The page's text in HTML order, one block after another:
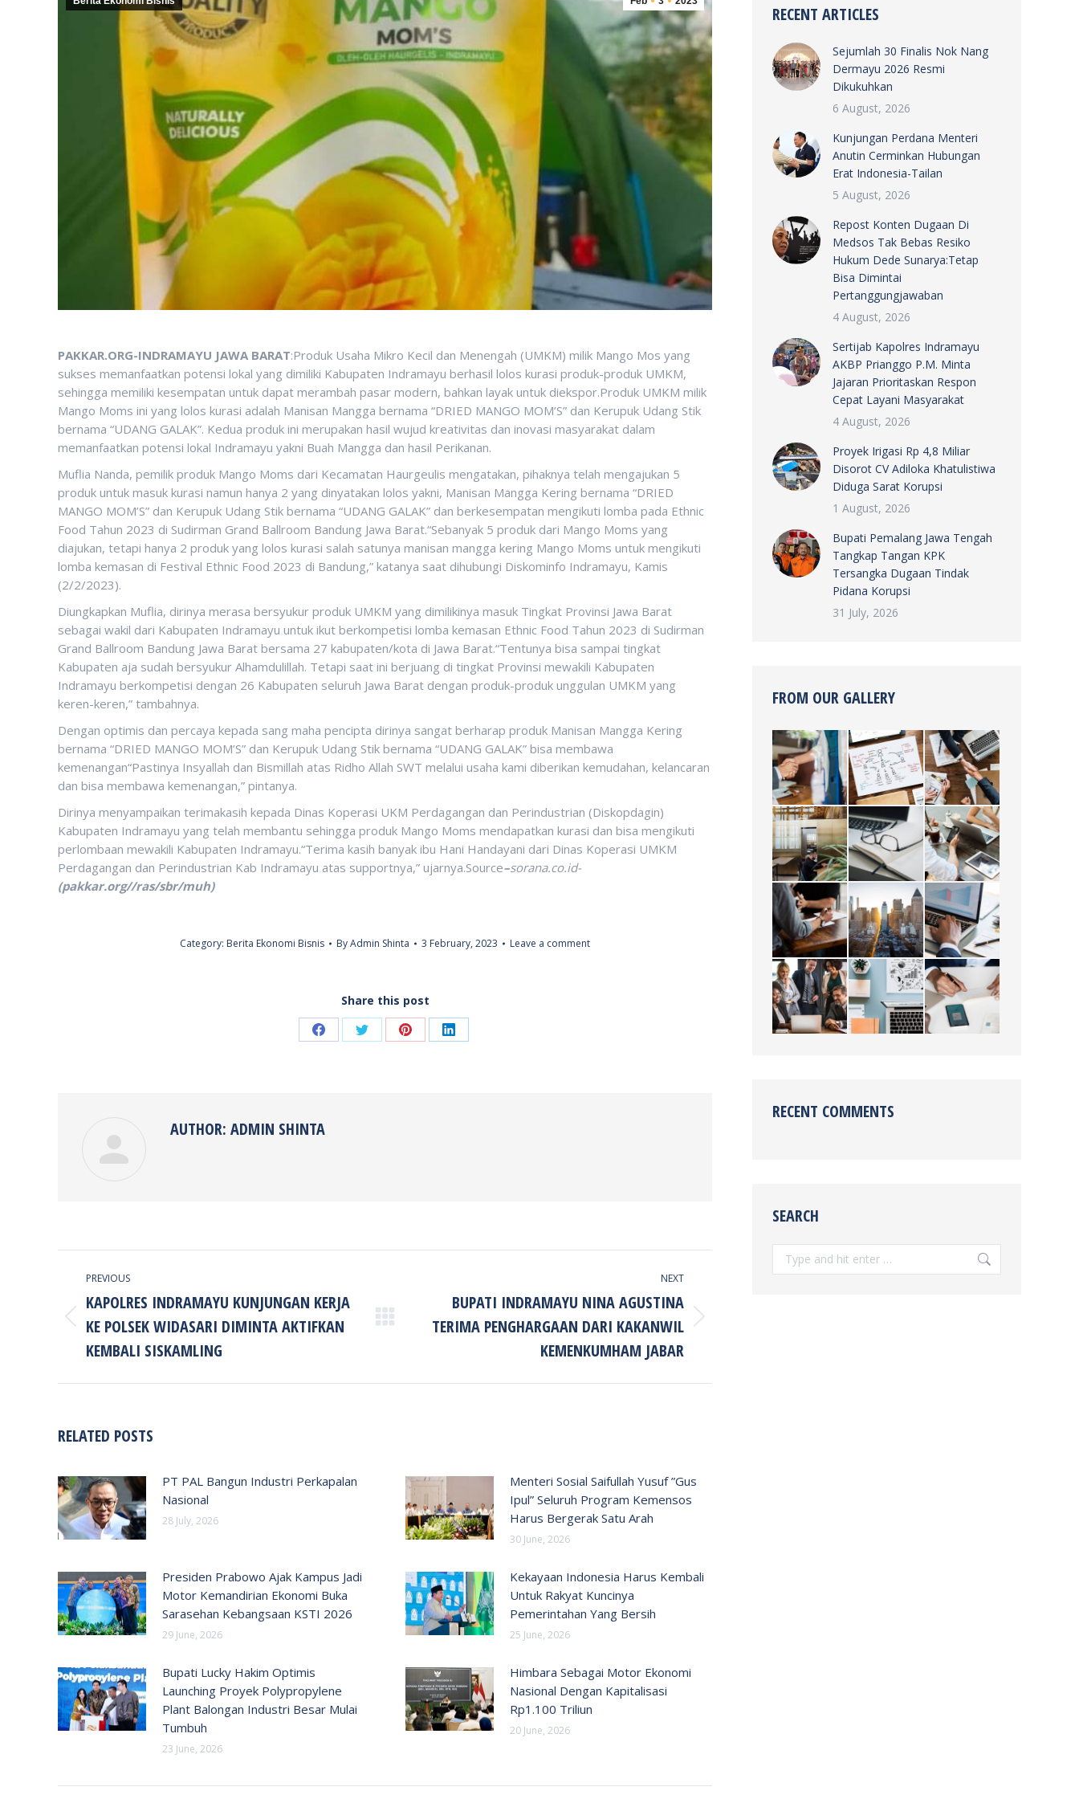
PAKKAR.ORG-INDRAMAYU JAWA BARAT:Produk Usaha Mikro Kecil dan Menengah (UMKM) milik Mango Mos yang
sukses memanfaatkan potensi lokal yang dimiliki Kabupaten Indramayu berhasil lolos kurasi produk-produk UMKM,
sehingga memiliki kesempatan untuk dapat merambah pasar modern, bahkan layak untuk diekspor.Produk UMKM milik
Mango Moms ini yang lolos kurasi adalah Manisan Mangga bernama “DRIED MANGO MOM’S” dan Kerupuk Udang Stik
bernama “UDANG GALAK”. Kedua produk ini merupakan hasil wujud kreativitas dan inovasi masyarakat dalam
memanfaatkan potensi lokal Indramayu yakni Buah Mangga dan hasil Perikanan.
Muflia Nanda, pemilik produk Mango Moms dari Kecamatan Haurgeulis mengatakan, pihaknya telah mengajukan 5
produk untuk masuk kurasi namun hanya 2 yang dinyatakan lolos yakni, Manisan Mangga Kering bernama “DRIED
MANGO MOM’S” dan Kerupuk Udang Stik bernama “UDANG GALAK” dan berkesempatan mengikuti lomba pada Ethnic
Food Tahun 2023 di Sudirman Grand Ballroom Bandung Jawa Barat.“Sebanyak 5 produk dari Mango Moms yang
diajukan, tetapi hanya 2 produk yang lolos kurasi salah satunya manisan mangga kering Mango Moms untuk mengikuti
lomba kemasan di Festival Ethnic Food 2023 di Bandung,” katanya saat dihubungi Diskominfo Indramayu, Kamis
(2/2/2023).
Diungkapkan Muflia, dirinya merasa bersyukur produk UMKM yang dimilikinya masuk Tingkat Provinsi Jawa Barat
sebagai wakil dari Kabupaten Indramayu untuk ikut berkompetisi lomba kemasan Ethnic Food Tahun 2023 di Sudirman
Grand Ballroom Bandung Jawa Barat bersama 27 kabupaten/kota di Jawa Barat.“Tentunya bisa sampai tingkat
Kabupaten aja sudah bersyukur Alhamdulillah. Tetapi saat ini berjuang di tingkat Provinsi mewakili Kabupaten
Indramayu berkompetisi dengan 26 Kabupaten seluruh Jawa Barat dengan produk-produk unggulan UMKM yang
keren-keren,” tambahnya.
Dengan optimis dan percaya kepada sang maha pencipta dirinya sangat berharap produk Manisan Mangga Kering
bernama “DRIED MANGO MOM’S” dan Kerupuk Udang Stik bernama “UDANG GALAK” bisa membawa
kemenangan“Pastinya Insyallah dan Bismillah atas Ridho Allah SWT melalui usaha kami diberikan kemudahan, kelancaran
dan bisa membawa kemenangan,” pintanya.
Dirinya menyampaikan terimakasih kepada Dinas Koperasi UKM Perdagangan dan Perindustrian (Diskopdagin)
Kabupaten Indramayu yang telah membantu sehingga produk Mango Moms mendapatkan kurasi dan bisa mengikuti
perlombaan mewakili Kabupaten Indramayu.“Terima kasih banyak ibu Hani Handayani dari Dinas Koperasi UMKM
Perdagangan dan Perindustrian Kab Indramayu atas supportnya,” ujarnya.Source–sorana.co.id-
(pakkar.org//ras/sbr/muh)
Category: Berita Ekonomi Bisnis ByAdmin Shinta 3 February, 2023 Leave a comment
Share this post
Share Share Share Share
AUTHOR: ADMIN SHINTA
NAVIGATION
PREVIOUS
Previous
post:
KAPOLRES INDRAMAYU KUNJUNGAN KERJA
KE POLSEK WIDASARI DIMINTA AKTIFKAN
KEMBALI SISKAMLING
NEXT
Next
BUPATI INDRAMAYU NINA AGUSTINA
TERIMA PENGHARGAAN DARI KAKANWIL
KEMENKUMHAM JABAR
RELATED POSTS
PT PAL Bangun Industri Perkapalan
Nasional
28 July, 2026
Menteri Sosial Saifullah Yusuf ”Gus
Ipul” Seluruh Program Kemensos
Harus Bergerak Satu Arah
30 June, 2026
Presiden Prabowo Ajak Kampus Jadi
Motor Kemandirian Ekonomi Buka
Sarasehan Kebangsaan KSTI 2026
29 June, 2026
Kekayaan Indonesia Harus Kembali
Untuk Rakyat Kuncinya
Pemerintahan Yang Bersih
25 June, 2026
Bupati Lucky Hakim Optimis
Launching Proyek Polypropylene
Plant Balongan Industri Besar Mulai
Tumbuh
23 June, 2026
Himbara Sebagai Motor Ekonomi
Nasional Dengan Kapitalisasi
Rp1.100 Triliun
20 June, 2026
RECENT ARTICLES
Sejumlah 30 Finalis Nok Nang
Dermayu 2026 Resmi
Dikukuhkan
6 August, 2026
Kunjungan Perdana Menteri
Anutin Cerminkan Hubungan
Erat Indonesia-Tailan
5 August, 2026
Repost Konten Dugaan Di
Medsos Tak Bebas Resiko
Hukum Dede Sunarya:Tetap
Bisa Dimintai
Pertanggungjawaban
4 August, 2026
Sertijab Kapolres Indramayu
AKBP Prianggo P.M. Minta
Jajaran Prioritaskan Respon
Cepat Layani Masyarakat
4 August, 2026
Proyek Irigasi Rp 4,8 Miliar
Disorot CV Adiloka Khatulistiwa
Diduga Sarat Korupsi
1 August, 2026
Bupati Pemalang Jawa Tengah
Tangkap Tangan KPK
Tersangka Dugaan Tindak
Pidana Korupsi
31 July, 2026
FROM OUR GALLERY
RECENT COMMENTS
SEARCH
Search: